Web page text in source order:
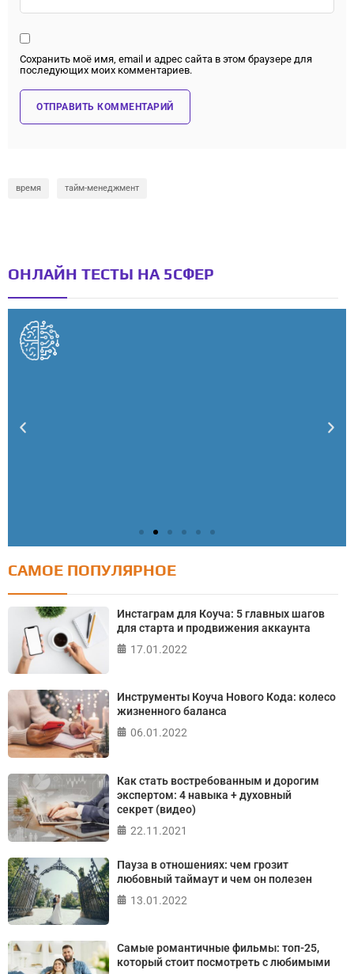
Сохранить моё имя, email и адрес сайта в этом браузере для
последующих моих комментариев.
время тайм-менеджмент
ОНЛАЙН ТЕСТЫ НА 5СФЕР
Тест: Как я контролирую свою жизнь?
Онлайн тест на основе шкалы локуса контроля
Джулиана Роттера
САМОЕ ПОПУЛЯРНОЕ
Инстаграм для Коуча: 5 главных шагов
для старта и продвижения аккаунта
17.01.2022
Инструменты Коуча Нового Кода: колесо
жизненного баланса
06.01.2022
Как стать востребованным и дорогим
экспертом: 4 навыка + духовный
секрет (видео)
22.11.2021
Пауза в отношениях: чем грозит
любовный таймаут и чем он полезен
13.01.2022
Самые романтичные фильмы: топ-25,
который стоит посмотреть с любимыми